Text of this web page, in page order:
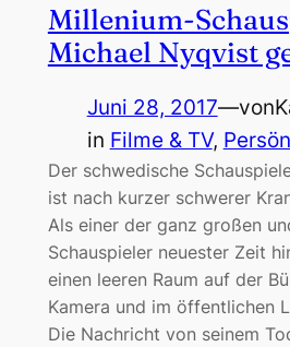
Millenium-
Michael Nyqvist
Juni 28, 2017—von
in Filme & TV,
Der schwedische
ist nach kurzer schwerer
Als einer der ganz großen
Schauspieler neuester Zeit
einen leeren Raum auf der
Kamera und im öffentlichen
Die Nachricht von seinem